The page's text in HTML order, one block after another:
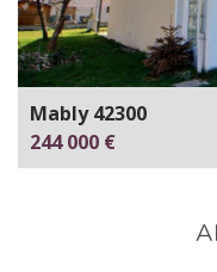
Mably 42300
244 000 €